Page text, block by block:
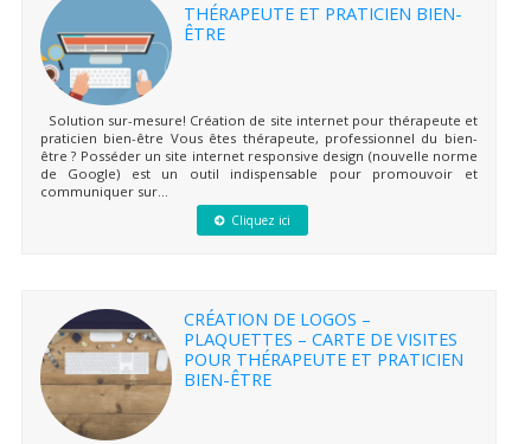
THÉRAPEUTE ET PRATICIEN BIEN-
ÊTRE
Solution sur-mesure! Création de site internet pour thérapeute et
praticien bien-être Vous êtes thérapeute, professionnel du bien-
être ? Posséder un site internet responsive design (nouvelle norme
de Google) est un outil indispensable pour promouvoir et
communiquer sur...
Cliquez ici
CRÉATION DE LOGOS –
PLAQUETTES – CARTE DE VISITES
POUR THÉRAPEUTE ET PRATICIEN
BIEN-ÊTRE